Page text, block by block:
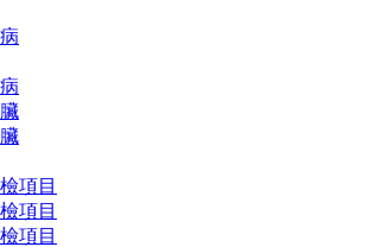
項目
項目
項目